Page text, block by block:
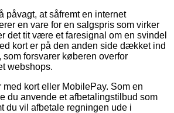
påvagt, at såfremt en internet
en vare for en salgspris som virker
det tit være et faresignal om en svindel
kort er på den anden side dækket ind
forsvarer køberen overfor
webshops.
kort eller MobilePay. Som en
du anvende et afbetalingstilbud som
du vil afbetale regningen ude i